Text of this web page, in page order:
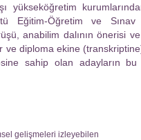
yükseköğretim
Eğitim-Öğretim ve Sınav
anabilim dalının önerisi
ve diploma ekine
sahip olan adayların
gelişmeleri izleyebilen